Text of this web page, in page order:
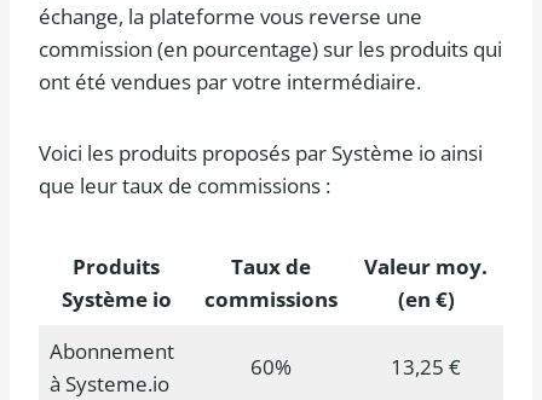
échange, la plateforme vous reverse une
commission (en pourcentage) sur les produits qui
ont été vendues par votre intermédiaire.
Voici les produits proposés par Système io ainsi
que leur taux de commissions :
Produits
Système io
Taux de
commissions
Valeur moy.
(en €)
Abonnement
à Systeme.io
60% 13,25 €